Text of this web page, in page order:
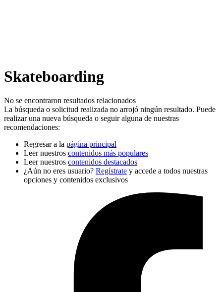
Skateboarding
No se encontraron resultados relacionados
La búsqueda o solicitud realizada no arrojó ningún resultado. Puede
realizar una nueva búsqueda o seguir alguna de nuestras
recomendaciones:
Regresar a la página principal
Leer nuestros contenidos más populares
Leer nuestros contenidos destacados
¿Aún no eres usuario? Regístrate y accede a todos nuestras
opciones y contenidos exclusivos